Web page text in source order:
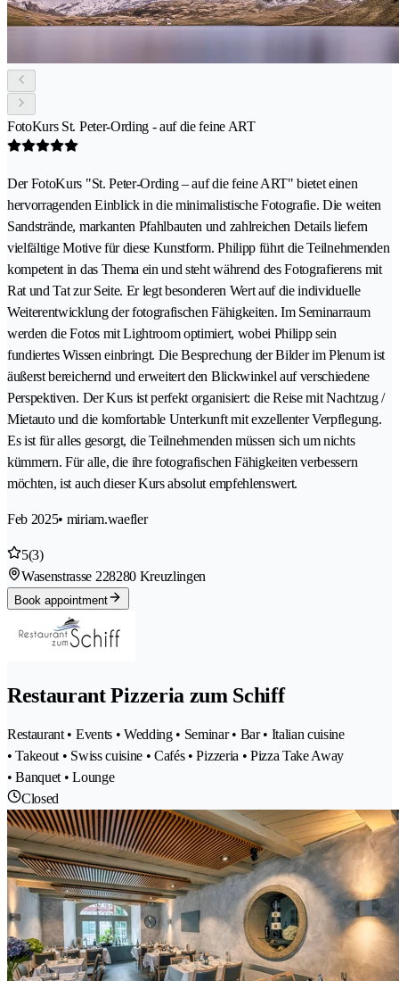
FotoKurs St. Peter-Ording - auf die feine ART
Der FotoKurs "St. Peter-Ording – auf die feine ART" bietet einen
hervorragenden Einblick in die minimalistische Fotografie. Die weiten
Sandstrände, markanten Pfahlbauten und zahlreichen Details liefern
vielfältige Motive für diese Kunstform. Philipp führt die Teilnehmenden
kompetent in das Thema ein und steht während des Fotografierens mit
Rat und Tat zur Seite. Er legt besonderen Wert auf die individuelle
Weiterentwicklung der fotografischen Fähigkeiten. Im Seminarraum
werden die Fotos mit Lightroom optimiert, wobei Philipp sein
fundiertes Wissen einbringt. Die Besprechung der Bilder im Plenum ist
äußerst bereichernd und erweitert den Blickwinkel auf verschiedene
Perspektiven. Der Kurs ist perfekt organisiert: die Reise mit Nachtzug /
Mietauto und die komfortable Unterkunft mit exzellenter Verpflegung.
Es ist für alles gesorgt, die Teilnehmenden müssen sich um nichts
kümmern. Für alle, die ihre fotografischen Fähigkeiten verbessern
möchten, ist auch dieser Kurs absolut empfehlenswert.
Feb 2025• miriam.waefler
5(3)
Wasenstrasse 228280 Kreuzlingen
Book appointment
Restaurant Pizzeria zum Schiff
Restaurant • Events • Wedding • Seminar • Bar • Italian cuisine
• Takeout • Swiss cuisine • Cafés • Pizzeria • Pizza Take Away
• Banquet • Lounge
Closed